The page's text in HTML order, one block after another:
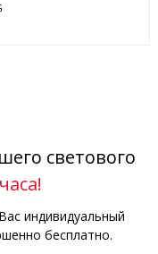
светового
индивидуальный
бесплатно.